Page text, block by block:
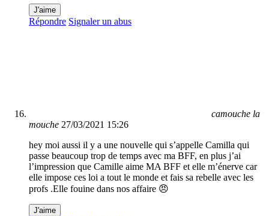
J'aime
Répondre Signaler un abus
camouche la
mouche 27/03/2021 15:26
hey moi aussi il y a une nouvelle qui s’appelle Camilla qui
passe beaucoup trop de temps avec ma BFF, en plus j’ai
l’impression que Camille aime MA BFF et elle m’énerve car
elle impose ces loi a tout le monde et fais sa rebelle avec les
profs .Elle fouine dans nos affaire 😠
J'aime